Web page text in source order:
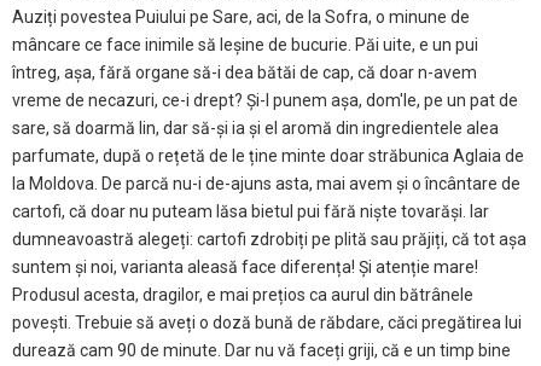
Auziți povestea Puiului pe Sare, aci, de la Sofra, o minune de
mâncare ce face inimile să leșine de bucurie. Păi uite, e un pui
întreg, așa, fără organe să-i dea bătăi de cap, că doar n-avem
vreme de necazuri, ce-i drept? Și-l punem așa, dom'le, pe un pat de
sare, să doarmă lin, dar să-și ia și el aromă din ingredientele alea
parfumate, după o rețetă de le ține minte doar străbunica Aglaia de
la Moldova. De parcă nu-i de-ajuns asta, mai avem și o încântare de
cartofi, că doar nu puteam lăsa bietul pui fără niște tovarăși. Iar
dumneavoastră alegeți: cartofi zdrobiți pe plită sau prăjiți, că tot așa
suntem și noi, varianta aleasă face diferența! Și atenție mare!
Produsul acesta, dragilor, e mai prețios ca aurul din bătrânele
povești. Trebuie să aveți o doză bună de răbdare, căci pregătirea lui
durează cam 90 de minute. Dar nu vă faceți griji, că e un timp bine